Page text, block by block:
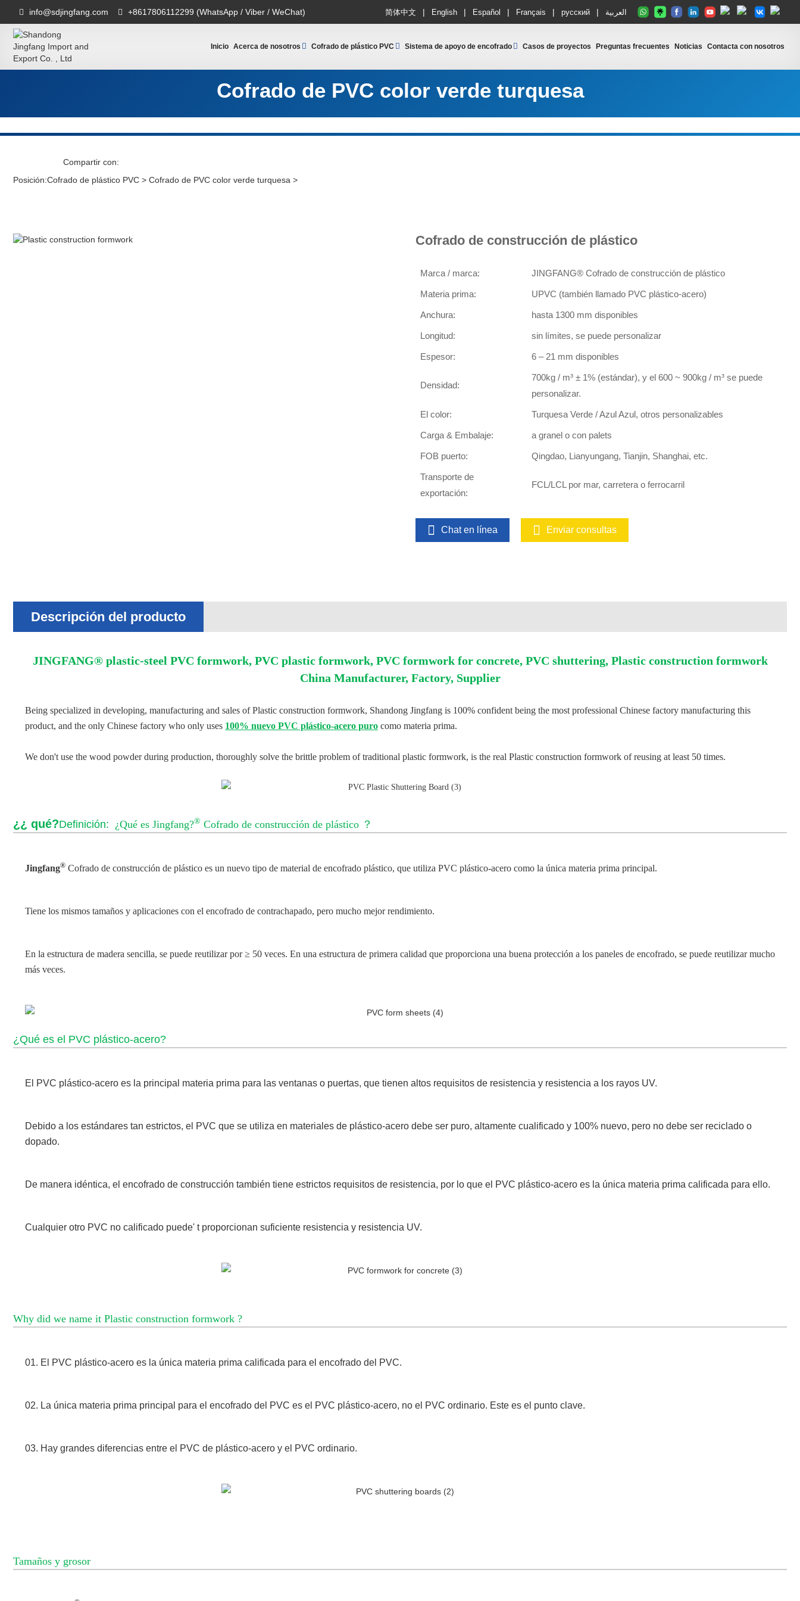
info@sdjingfang.com +8617806112299 (WhatsApp / Viber / WeChat) 简体中文 | English | Español | Français | русский | العربية
Inicio Acerca de nosotros Cofrado de plástico PVC Sistema de apoyo de encofrado Casos de proyectos Preguntas frecuentes Noticias Contacta con nosotros
Cofrado de PVC color verde turquesa
Compartir con:
Posición:Cofrado de plástico PVC > Cofrado de PVC color verde turquesa >
Cofrado de construcción de plástico
Marca / marca: JINGFANG® Cofrado de construcción de plástico
Materia prima: UPVC (también llamado PVC plástico-acero)
Anchura: hasta 1300 mm disponibles
Longitud: sin límites, se puede personalizar
Espesor: 6 – 21 mm disponibles
Densidad:
700kg / m³ ± 1% (estándar), y el 600 ~ 900kg / m³ se puede
personalizar.
El color: Turquesa Verde / Azul Azul, otros personalizables
Carga & Embalaje: a granel o con palets
FOB puerto: Qingdao, Lianyungang, Tianjin, Shanghai, etc.
Transporte de
exportación:
FCL/LCL por mar, carretera o ferrocarril
Chat en línea Enviar consultas
Descripción del producto
JINGFANG® plastic-steel PVC formwork, PVC plastic formwork, PVC formwork for concrete, PVC shuttering, Plastic construction formwork
China Manufacturer, Factory, Supplier
Being specialized in developing, manufacturing and sales of Plastic construction formwork, Shandong Jingfang is 100% confident being the most professional Chinese factory manufacturing this
product, and the only Chinese factory who only uses 100% nuevo PVC plástico-acero puro como materia prima.
We don't use the wood powder during production, thoroughly solve the brittle problem of traditional plastic formwork, is the real Plastic construction formwork of reusing at least 50 times.
¿¿ qué?Definición: ¿Qué es Jingfang?® Cofrado de construcción de plástico ？
Jingfang® Cofrado de construcción de plástico es un nuevo tipo de material de encofrado plástico, que utiliza PVC plástico-acero como la única materia prima principal.
Tiene los mismos tamaños y aplicaciones con el encofrado de contrachapado, pero mucho mejor rendimiento.
En la estructura de madera sencilla, se puede reutilizar por ≥ 50 veces. En una estructura de primera calidad que proporciona una buena protección a los paneles de encofrado, se puede reutilizar mucho
más veces.
¿Qué es el PVC plástico-acero?
El PVC plástico-acero es la principal materia prima para las ventanas o puertas, que tienen altos requisitos de resistencia y resistencia a los rayos UV.
Debido a los estándares tan estrictos, el PVC que se utiliza en materiales de plástico-acero debe ser puro, altamente cualificado y 100% nuevo, pero no debe ser reciclado o
dopado.
De manera idéntica, el encofrado de construcción también tiene estrictos requisitos de resistencia, por lo que el PVC plástico-acero es la única materia prima calificada para ello.
Cualquier otro PVC no calificado puede' t proporcionan suficiente resistencia y resistencia UV.
Why did we name it Plastic construction formwork ?
01. El PVC plástico-acero es la única materia prima calificada para el encofrado del PVC.
02. La única materia prima principal para el encofrado del PVC es el PVC plástico-acero, no el PVC ordinario. Este es el punto clave.
03. Hay grandes diferencias entre el PVC de plástico-acero y el PVC ordinario.
Tamaños y grosor